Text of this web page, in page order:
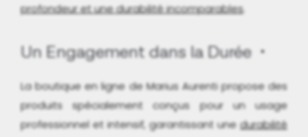
profondeur et une durabilité incomparables.
Un Engagement dans la Durée
La boutique en ligne de Marius Aurenti propose des
produits spécialement conçus pour un usage
professionnel et intensif, garantissant unedurabilité